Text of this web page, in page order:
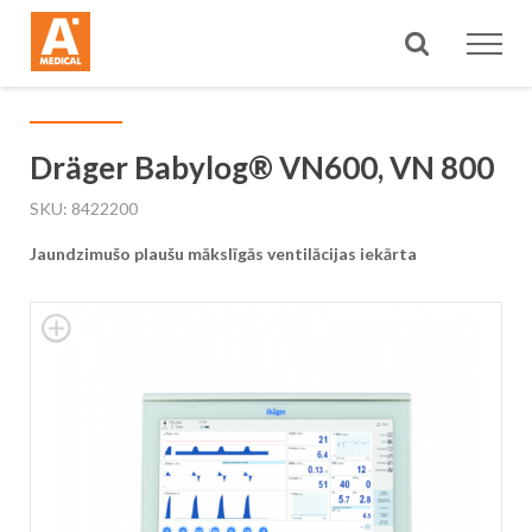
Meklēt
Dräger Babylog® VN600, VN 800
SKU 8422200
Jaundzimušo plaušu mākslīgās ventilācijas iekārta
Skip
to